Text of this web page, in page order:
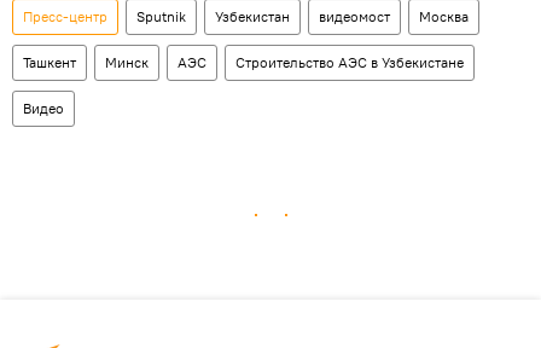
Пресс-центр Sputnik Узбекистан видеомост Москва
Ташкент Минск АЭС Строительство АЭС в Узбекистане
Видео